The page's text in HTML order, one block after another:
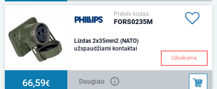
Prekės kodas:
FORS0235M
Lizdas 2x35mm2 (NATO)
užspaudžiami kontaktai
Užsakoma
66,59€ Daugiau